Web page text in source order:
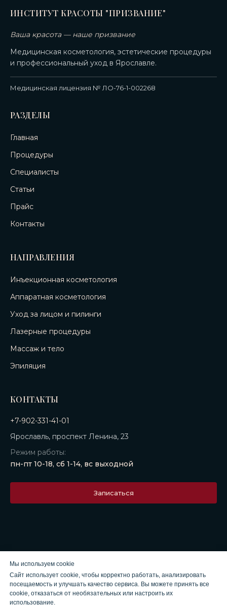
ИНСТИТУТ КРАСОТЫ "ПРИЗВАНИЕ"
Ваша красота — наше призвание
Медицинская косметология, эстетические процедуры
и профессиональный уход в Ярославле.
Медицинская лицензия № ЛО-76-1-002268
РАЗДЕЛЫ
Главная
Процедуры
Специалисты
Статьи
Прайс
Контакты
НАПРАВЛЕНИЯ
Инъекционная косметология
Аппаратная косметология
Уход за лицом и пилинги
Лазерные процедуры
Массаж и тело
Эпиляция
КОНТАКТЫ
+7-902-331-41-01
Ярославль, проспект Ленина, 23
Режим работы:
пн-пт 10-18, сб 1-14, вс выходной
Записаться
© 2010–2026 Институт красоты «Призвание»
Имеются противопоказания. Необходима консультация
специалиста.
Мы используем cookie
Сайт использует cookie, чтобы корректно работать, анализировать
посещаемость и улучшать качество сервиса. Вы можете принять все
cookie, отказаться от необязательных или настроить их
использование.